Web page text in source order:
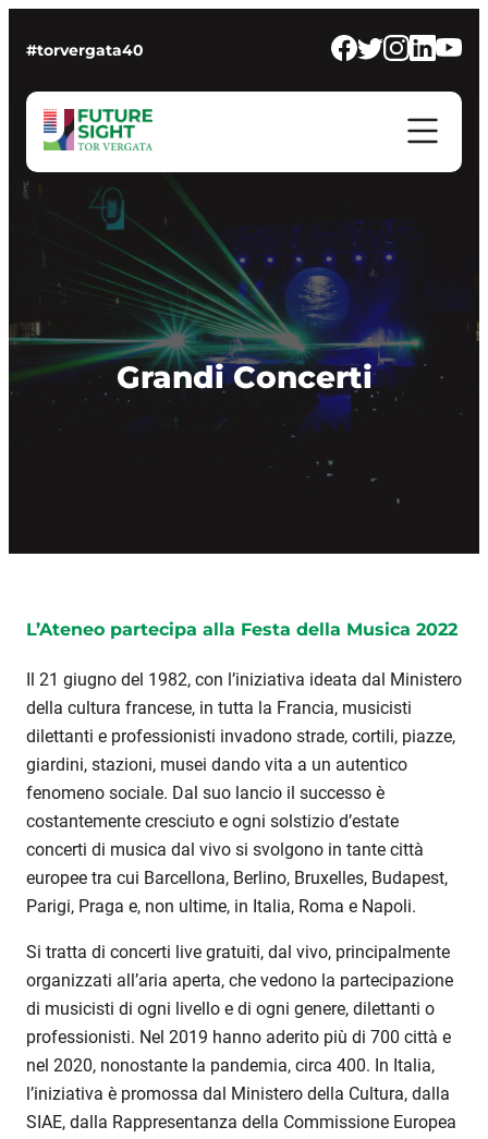
#torvergata40
Grandi Concerti
L’Ateneo partecipa alla Festa della Musica 2022
Il 21 giugno del 1982, con l’iniziativa ideata dal Ministero
della cultura francese, in tutta la Francia, musicisti
dilettanti e professionisti invadono strade, cortili, piazze,
giardini, stazioni, musei dando vita a un autentico
fenomeno sociale. Dal suo lancio il successo è
costantemente cresciuto e ogni solstizio d’estate
concerti di musica dal vivo si svolgono in tante città
europee tra cui Barcellona, Berlino, Bruxelles, Budapest,
Parigi, Praga e, non ultime, in Italia, Roma e Napoli.
Si tratta di concerti live gratuiti, dal vivo, principalmente
organizzati all’aria aperta, che vedono la partecipazione
di musicisti di ogni livello e di ogni genere, dilettanti o
professionisti. Nel 2019 hanno aderito più di 700 città e
nel 2020, nonostante la pandemia, circa 400. In Italia,
l’iniziativa è promossa dal Ministero della Cultura, dalla
SIAE, dalla Rappresentanza della Commissione Europea